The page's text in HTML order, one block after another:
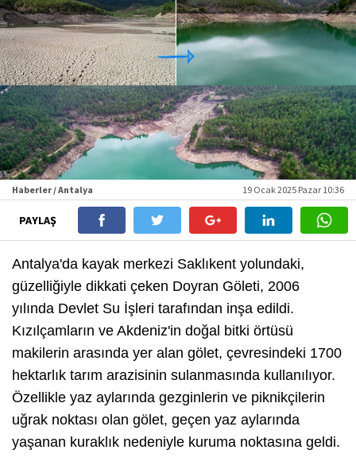
Haberler / Antalya 19 Ocak 2025 Pazar 10:36
PAYLAŞ
Antalya'da kayak merkezi Saklıkent yolundaki,
güzelliğiyle dikkati çeken Doyran Göleti, 2006
yılında Devlet Su İşleri tarafından inşa edildi.
Kızılçamların ve Akdeniz'in doğal bitki örtüsü
makilerin arasında yer alan gölet, çevresindeki 1700
hektarlık tarım arazisinin sulanmasında kullanılıyor.
Özellikle yaz aylarında gezginlerin ve piknikçilerin
uğrak noktası olan gölet, geçen yaz aylarında
yaşanan kuraklık nedeniyle kuruma noktasına geldi.